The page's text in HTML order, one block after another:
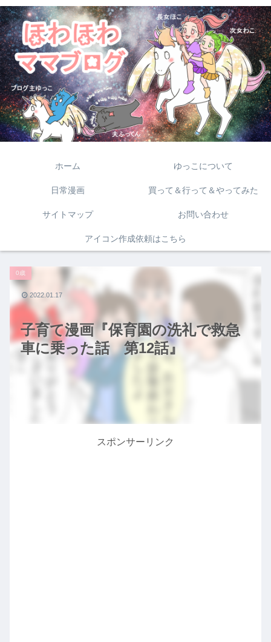
ホーム ゆっこについて
日常漫画 買って＆行って＆やってみた
サイトマップ お問い合わせ
アイコン作成依頼はこちら
子育て漫画『保育園の洗礼で救急
車に乗った話 第12話』
0歳
2022.01.17
スポンサーリンク